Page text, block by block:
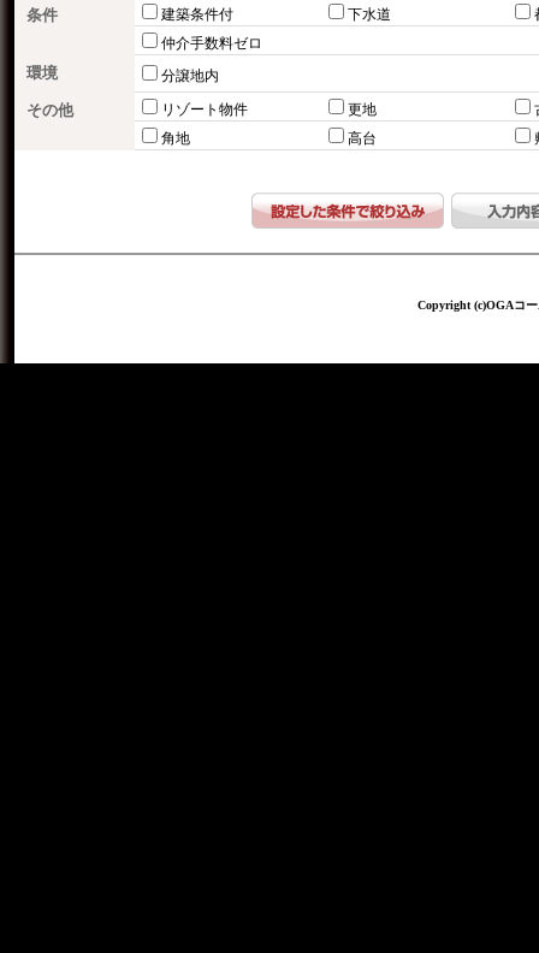
条件 建築条件付 下水道
仲介手数料ゼロ
環境 分譲地内
その他 リゾート物件 更地
角地
高台
Copyright (c)OGAコ